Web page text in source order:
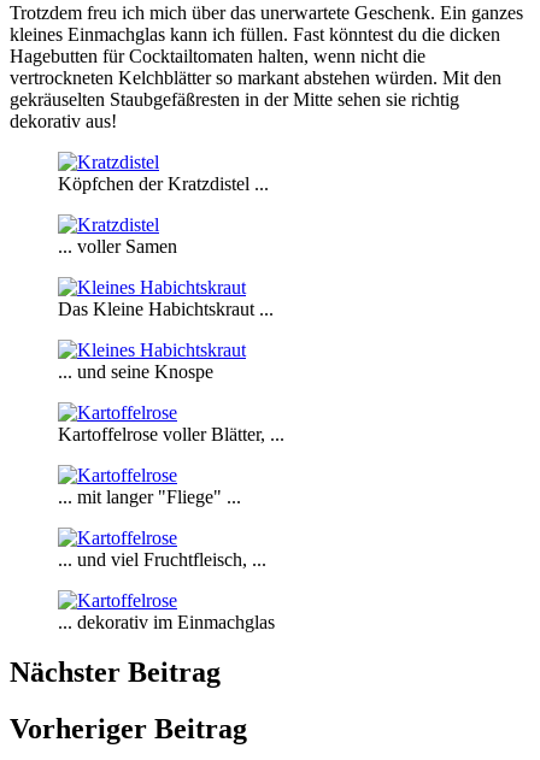
Trotzdem freu ich mich über das unerwartete Geschenk. Ein ganzes
kleines Einmachglas kann ich füllen. Fast könntest du die dicken
Hagebutten für Cocktailtomaten halten, wenn nicht die
vertrockneten Kelchblätter so markant abstehen würden. Mit den
gekräuselten Staubgefäßresten in der Mitte sehen sie richtig
dekorativ aus!
Köpfchen der Kratzdistel ...
... voller Samen
Das Kleine Habichtskraut ...
... und seine Knospe
Kartoffelrose voller Blätter, ...
... mit langer "Fliege" ...
... und viel Fruchtfleisch, ...
... dekorativ im Einmachglas
Nächster Beitrag
Vorheriger Beitrag